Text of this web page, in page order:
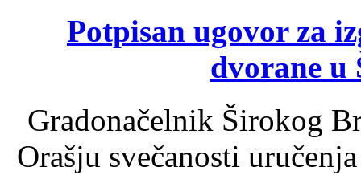
Potpisan ugovor za
dvorane u
Gradonačelnik Širokog
Orašju svečanosti